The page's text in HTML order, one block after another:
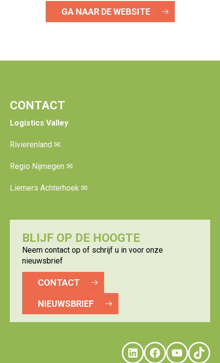
GA NAAR DE WEBSITE
CONTACT
Logistics Valley
Rivierenland ✉
Regio Nijmegen ✉
Liemers Achterhoek ✉
BLIJF OP DE HOOGTE
Neem contact op of schrijf u in voor onze
nieuwsbrief
CONTACT
NIEUWSBRIEF
LinkedIn
Facebook